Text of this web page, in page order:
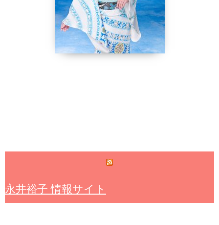
永井裕子 情報サイト